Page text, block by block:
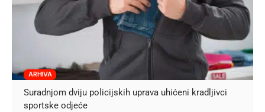
ARHIVA
Suradnjom dviju policijskih uprava uhićeni kradljivci
sportske odjeće